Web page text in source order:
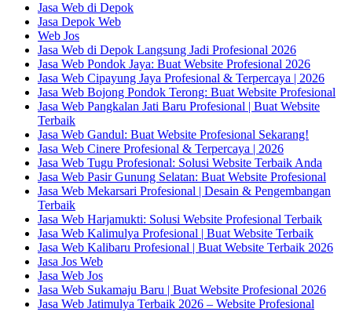
Jasa Web di Depok
Jasa Depok Web
Web Jos
Jasa Web di Depok Langsung Jadi Profesional 2026
Jasa Web Pondok Jaya: Buat Website Profesional 2026
Jasa Web Cipayung Jaya Profesional & Terpercaya | 2026
Jasa Web Bojong Pondok Terong: Buat Website Profesional
Jasa Web Pangkalan Jati Baru Profesional | Buat Website
Terbaik
Jasa Web Gandul: Buat Website Profesional Sekarang!
Jasa Web Cinere Profesional & Terpercaya | 2026
Jasa Web Tugu Profesional: Solusi Website Terbaik Anda
Jasa Web Pasir Gunung Selatan: Buat Website Profesional
Jasa Web Mekarsari Profesional | Desain & Pengembangan
Terbaik
Jasa Web Harjamukti: Solusi Website Profesional Terbaik
Jasa Web Kalimulya Profesional | Buat Website Terbaik
Jasa Web Kalibaru Profesional | Buat Website Terbaik 2026
Jasa Jos Web
Jasa Web Jos
Jasa Web Sukamaju Baru | Buat Website Profesional 2026
Jasa Web Jatimulya Terbaik 2026 – Website Profesional